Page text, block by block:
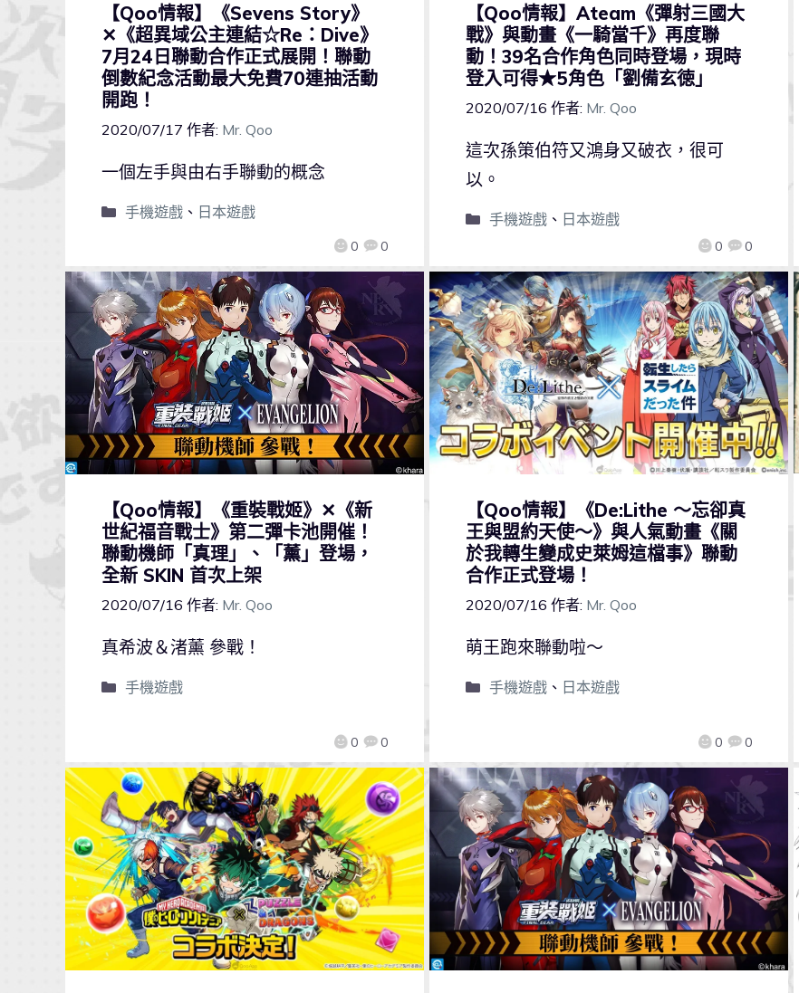
【Qoo情報】《Sevens Story》
✕《超異域公主連結☆Re：Dive》
7月24日聯動合作正式展開！聯動
倒數紀念活動最大免費70連抽活動
開跑！
2020/07/17 作者: Mr. Qoo
0 0
一個左手與由右手聯動的概念
手機遊戲、 日本遊戲
【Qoo情報】Ateam《彈射三國大
戰》與動畫《一騎當千》再度聯
動！39名合作角色同時登場，現時
登入可得★5角色「劉備玄徳」
2020/07/16 作者: Mr. Qoo
0 0
這次孫策伯符又鴻身又破衣，很可
以。
手機遊戲、 日本遊戲
【Qoo情報】《重裝戰姬》✕《新
世紀福音戰士》第二彈卡池開催！
聯動機師「真理」、「薰」登場，
全新 SKIN 首次上架
2020/07/16 作者: Mr. Qoo
0 0
真希波＆渚薰 參戰！
手機遊戲
【Qoo情報】《De:Lithe ～忘卻真
王與盟約天使～》與人氣動畫《關
於我轉生變成史萊姆這檔事》聯動
合作正式登場！
2020/07/16 作者: Mr. Qoo
0 0
萌王跑來聯動啦～
手機遊戲、 日本遊戲